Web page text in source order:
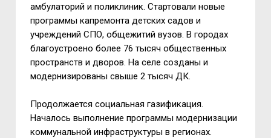
амбулаторий и поликлиник. Стартовали новые
программы капремонта детских садов и
учреждений СПО, общежитий вузов. В городах
благоустроено более 76 тысяч общественных
пространств и дворов. На селе созданы и
модернизированы свыше 2 тысяч ДК.
Продолжается социальная газификация.
Началось выполнение программы модернизации
коммунальной инфраструктуры в регионах.